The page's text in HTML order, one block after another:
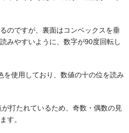
のですが、裏面はコンベックスを垂
みやすいように、数字が90度回転し
を使用しており、数値の十の位を読み
打たれているため、奇数・偶数の見
す。